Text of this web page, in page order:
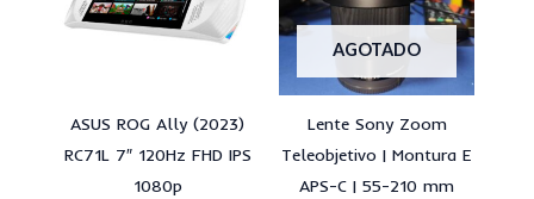
ASUS ROG Ally (2023)
RC71L 7″ 120Hz FHD IPS
1080p
AGOTADO
Lente Sony Zoom
Teleobjetivo | Montura E
APS-C | 55-210 mm